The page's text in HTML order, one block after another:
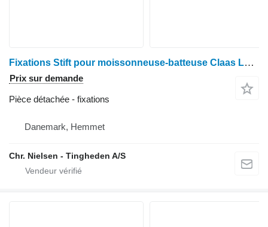
Fixations Stift pour moissonneuse-batteuse Claas Lexion 600
Prix sur demande
Pièce détachée - fixations
Danemark, Hemmet
Chr. Nielsen - Tingheden A/S